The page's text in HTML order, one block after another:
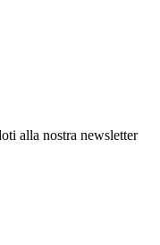
alla nostra newsletter